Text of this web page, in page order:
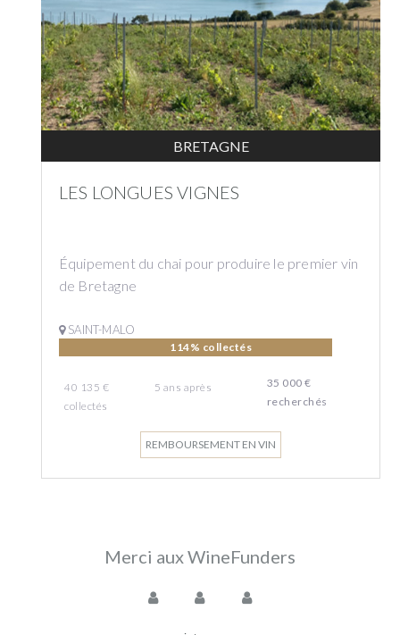
BRETAGNE
LES LONGUES VIGNES
Équipement du chai pour produire le premier vin
de Bretagne
SAINT-MALO
114% collectés
40 135 €
collectés
5 ans après
35 000 €
recherchés
REMBOURSEMENT EN VIN
Merci aux WineFunders